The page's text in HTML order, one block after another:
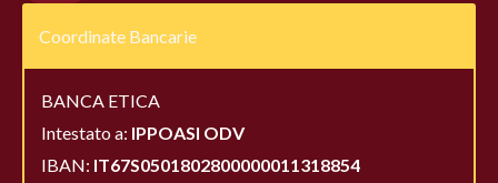
Coordinate Bancarie
BANCA ETICA
Intestato a: IPPOASI ODV
IBAN: IT67S0501802800000011318854